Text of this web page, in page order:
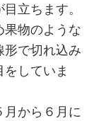
立ちます。
果物のような
形で切れ込み
していま
月から６月に